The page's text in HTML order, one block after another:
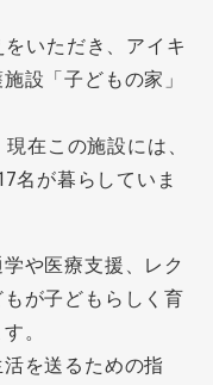
いただき、アイキ
設「子どもの家」
在この施設には、
名が暮らしていま
や医療支援、レク
が子どもらしく育
。
を送るための指